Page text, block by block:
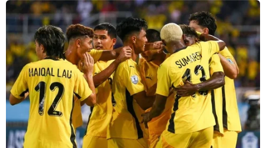
giữa lòng Đà Nẵng
21/07/2026 16:24
Kể chuyện văn hóa xứ Quảng bằng
sân khấu thực cảnh tại Lễ hội tận
hưởng Đà Nẵng 2026
21/07/2026 10:12